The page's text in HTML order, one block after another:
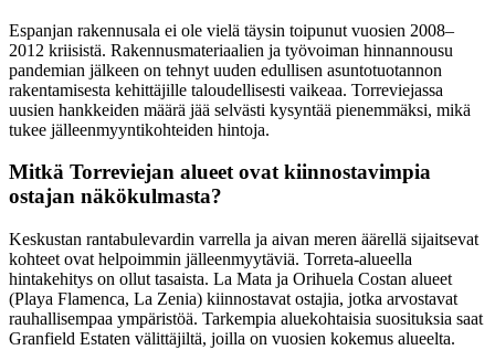
Espanjan rakennusala ei ole vielä täysin toipunut vuosien 2008–
2012 kriisistä. Rakennusmateriaalien ja työvoiman hinnannousu
pandemian jälkeen on tehnyt uuden edullisen asuntotuotannon
rakentamisesta kehittäjille taloudellisesti vaikeaa. Torreviejassa
uusien hankkeiden määrä jää selvästi kysyntää pienemmäksi, mikä
tukee jälleenmyyntikohteiden hintoja.
Mitkä Torreviejan alueet ovat kiinnostavimpia
ostajan näkökulmasta?
Keskustan rantabulevardin varrella ja aivan meren äärellä sijaitsevat
kohteet ovat helpoimmin jälleenmyytäviä. Torreta-alueella
hintakehitys on ollut tasaista. La Mata ja Orihuela Costan alueet
(Playa Flamenca, La Zenia) kiinnostavat ostajia, jotka arvostavat
rauhallisempaa ympäristöä. Tarkempia aluekohtaisia suosituksia saat
Granfield Estaten välittäjiltä, joilla on vuosien kokemus alueelta.